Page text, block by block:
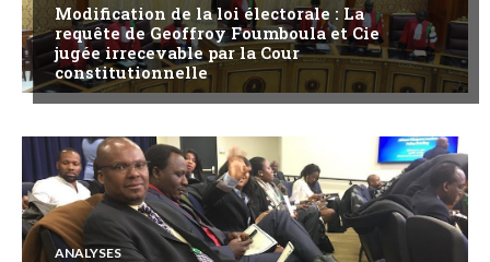
Modification de la loi électorale : La
requête de Geoffroy Foumboula et Cie
jugée irrecevable par la Cour
constitutionnelle
ANALYSES